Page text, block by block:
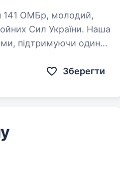
Сил України. Наша
підтримуючи один
Зберегти